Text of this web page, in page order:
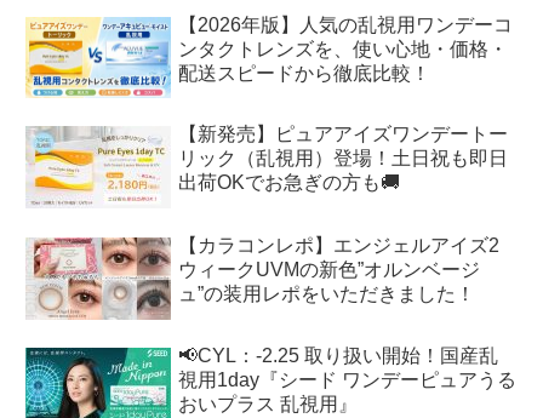
【2026年版】人気の乱視用ワンデーコ
ンタクトレンズを、使い心地・価格・
配送スピードから徹底比較！
【新発売】ピュアアイズワンデートー
リック（乱視用）登場！土日祝も即日
出荷OKでお急ぎの方も🚚
【カラコンレポ】エンジェルアイズ2
ウィークUVMの新色”オルンベージ
ュ”の装用レポをいただきました！
📢CYL：-2.25 取り扱い開始！国産乱
視用1day『シード ワンデーピュアうる
おいプラス 乱視用』